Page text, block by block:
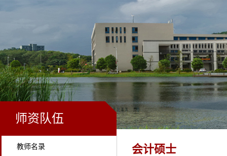
师资队伍
教师名录 会计硕士